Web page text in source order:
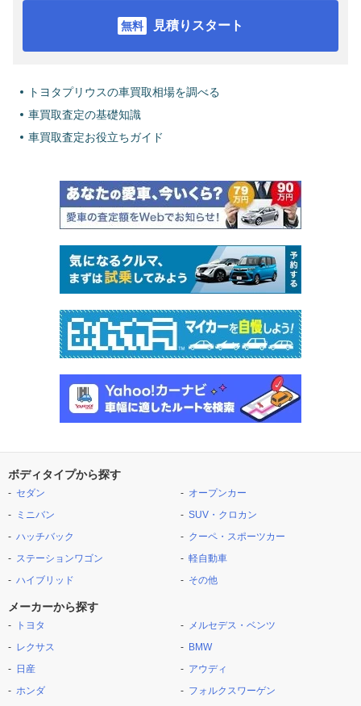
見積りスタート
トヨタプリウスの車買取相場を調べる
車買取査定の基礎知識
車買取査定お役立ちガイド
ボディタイプから探す
セダン
ミニバン
ハッチバック
ステーションワゴン
ハイブリッド
オープンカー
SUV・クロカン
クーペ・スポーツカー
軽自動車
その他
メーカーから探す
トヨタ
レクサス
日産
ホンダ
メルセデス・ベンツ
BMW
アウディ
フォルクスワーゲン